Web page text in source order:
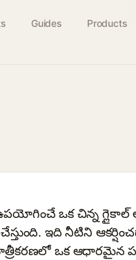
Guides Products
ఒక చిన్న గ్లైకాల్
ఇది నీటిని
ఒక ఆధారమైన